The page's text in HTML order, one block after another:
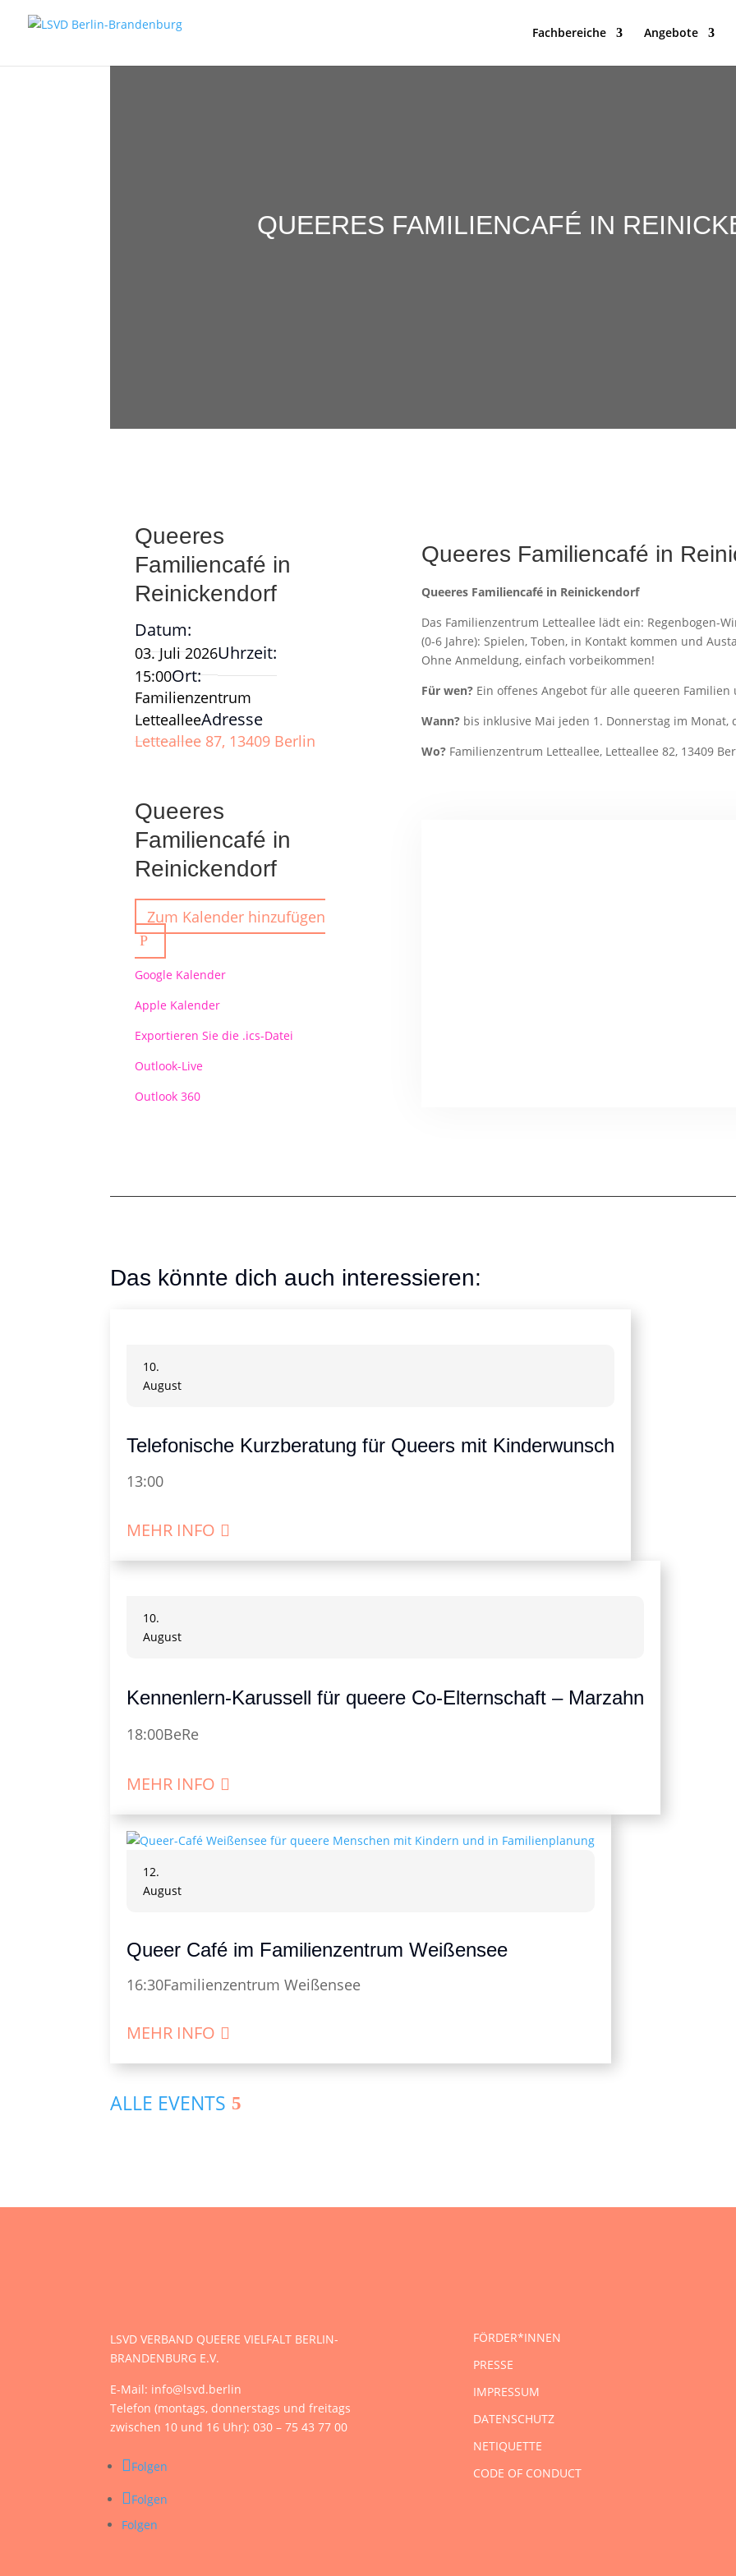
Fachbereiche Angebote
QUEERES FAMILIENCAFÉ IN
Queeres
Familiencafé in
Reinickendorf
Datum:
03. Juli 2026Uhrzeit:
15:00Ort:
Familienzentrum
LettealleeAdresse
Letteallee 87, 13409 Berlin
Queeres
Familiencafé in
Reinickendorf
Zum Kalender hinzufügen
Google Kalender
Apple Kalender
Exportieren Sie die .ics-Datei
Outlook-Live
Outlook 360
Queeres Familiencafé in
Queeres Familiencafé in Reinickendorf
Das Familienzentrum Letteallee lädt ein: Regenbogen-
(0-6 Jahre): Spielen, Toben, in Kontakt kommen und
Ohne Anmeldung, einfach vorbeikommen!
Für wen? Ein offenes Angebot für alle queeren
Wann?bis inklusive Mai jeden 1. Donnerstag im Monat,
Wo? Familienzentrum Letteallee, Letteallee 82, 13409
Das könnte dich auch interessieren:
10.
August
Telefonische Kurzberatung für Queers mit Kinderwunsch
13:00
MEHR INFO
10.
August
Kennenlern-Karussell für queere Co-Elternschaft – Marzahn
18:00BeRe
MEHR INFO
12.
August
Queer Café im Familienzentrum Weißensee
16:30Familienzentrum Weißensee
MEHR INFO
ALLE EVENTS
LSVD VERBAND QUEERE VIELFALT BERLIN-
BRANDENBURG E.V.
E-Mail: info@lsvd.berlin
Telefon (montags, donnerstags und freitags
zwischen 10 und 16 Uhr): 030 – 75 43 77 00
Folgen
Folgen
Folgen
FÖRDER*INNEN
PRESSE
IMPRESSUM
DATENSCHUTZ
NETIQUETTE
CODE OF CONDUCT